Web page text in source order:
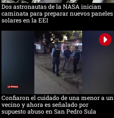
Dos astronautas de la NASA inician
caminata para preparar nuevos paneles
solares en la EEI
Confiaron el cuidado de una menor a un
vecino y ahora es señalado por
supuesto abuso en San Pedro Sula